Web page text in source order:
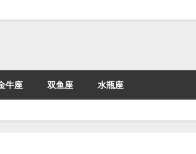
牛座 双鱼座 水瓶座